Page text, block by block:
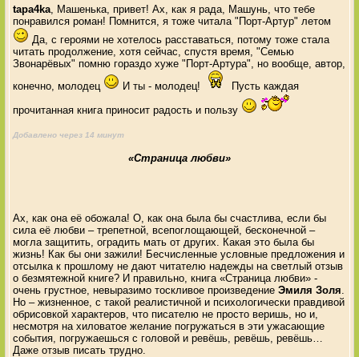
tapa4ka , Машенька, привет! Ах, как я рада, Машунь, что тебе
понравился роман! Помнится, я тоже читала "Порт-Артур" летом
Да, с героями не хотелось расставаться, потому тоже стала
читать продолжение, хотя сейчас, спустя время, "Семью
Звонарёвых" помню гораздо хуже "Порт-Артура", но вообще, автор,
конечно, молодец
И ты - молодец!
Пусть каждая
прочитанная книга приносит радость и пользу
Добавлено через 14 минут
«Страница любви»
Ах, как она её обожала! О, как она была бы счастлива, если бы
сила её любви – трепетной, всепоглощающей, бесконечной –
могла защитить, оградить мать от других. Какая это была бы
жизнь! Как бы они зажили! Бесчисленные условные предложения и
отсылка к прошлому не дают читателю надежды на светлый отзыв
о безмятежной книге? И правильно, книга «Страница любви» -
очень грустное, невыразимо тоскливое произведениеЭмиля Золя
Но – жизненное, с такой реалистичной и психологически правдивой
обрисовкой характеров, что писателю не просто веришь, но и,
несмотря на хиловатое желание погружаться в эти ужасающие
события, погружаешься с головой и ревёшь, ревёшь, ревёшь…
Даже отзыв писать трудно.